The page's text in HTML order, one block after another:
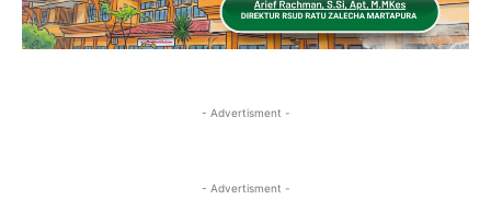
- Advertisment -
- Advertisment -